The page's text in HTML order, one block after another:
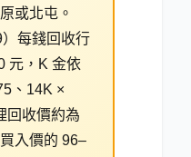
或北屯。
每錢回收行
元，K 金依
、14K ×
回收價約為
入價的 96–